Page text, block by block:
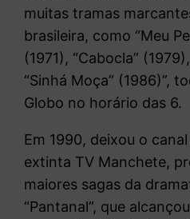
muitas tramas
brasileira, como “Meu
(1971), “Cabocla”
“Sinhá Moça” (1986)”,
Globo no horário das 6.
Em 1990, deixou o
extinta TV Manchete,
maiores sagas da
“Pantanal”, que